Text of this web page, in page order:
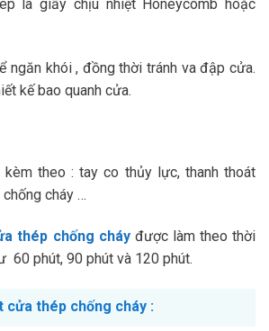
là giấy chịu nhiệt Honeycomb hoặc
ngăn khói , đồng thời tránh va đập cửa.
kế bao quanh cửa.
theo : tay co thủy lực, thanh thoát
chống cháy …
thép chống cháyđược làm theo thời
60 phút, 90 phút và 120 phút.
cửa thép chống cháy :